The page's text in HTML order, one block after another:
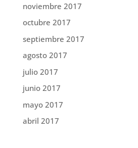
noviembre 2017
octubre 2017
septiembre 2017
agosto 2017
julio 2017
junio 2017
mayo 2017
abril 2017